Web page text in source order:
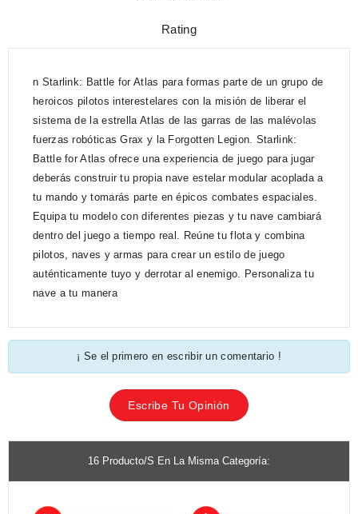
Rating
n Starlink: Battle for Atlas para formas parte de un grupo de
heroicos pilotos interestelares con la misión de liberar el
sistema de la estrella Atlas de las garras de las malévolas
fuerzas robóticas Grax y la Forgotten Legion. Starlink:
Battle for Atlas ofrece una experiencia de juego para jugar
deberás construir tu propia nave estelar modular acoplada a
tu mando y tomarás parte en épicos combates espaciales.
Equipa tu modelo con diferentes piezas y tu nave cambiará
dentro del juego a tiempo real. Reúne tu flota y combina
pilotos, naves y armas para crear un estilo de juego
auténticamente tuyo y derrotar al enemigo. Personaliza tu
nave a tu manera
¡ Se el primero en escribir un comentario !
Escribe Tu Opinión
16 Producto/s En La Misma Categoría: